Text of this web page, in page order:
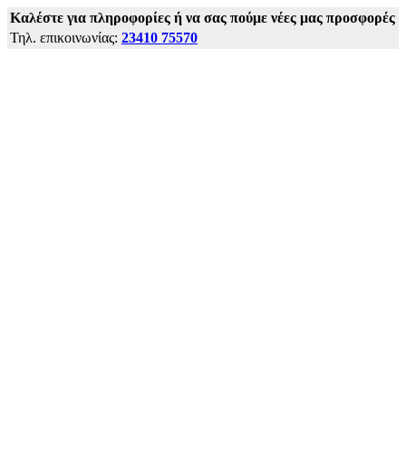
Kαλέστε για πληροφορίες ή να σας πούμε νέες μας προσφορές
Τηλ. επικοινωνίας: 23410 75570